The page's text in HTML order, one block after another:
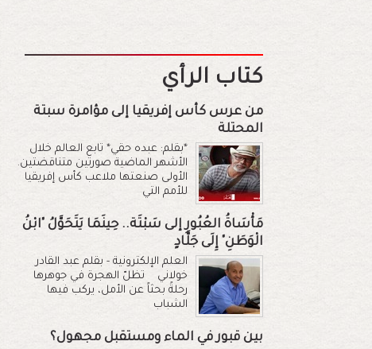
كتاب الرأي
من عرس كأس إفريقيا إلى مؤامرة سبتة
المحتلة
*بقلم: عبده حقي* تابع العالم خلال
الأشهر الماضية صورتين متناقضتين.
الأولى صنعتها ملاعب كأس إفريقيا
للأمم التي
مَأْسَاةُ العُبُورِ إلى سَبْتَة.. حِينَمَا يَتَحَوَّلُ "ابْنُ
الْوَطَنِ" إِلَى جَلَّادٍ
العلم الإلكترونية - بقلم عبد القادر
خولاني تظلّ الهجرة في جوهرها
رحلةً بحثاً عن الأمل، يركب فيها
الشباب
بين قبور في الماء ومستقبل مجهول؟